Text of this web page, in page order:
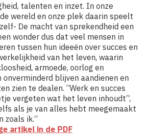
talenten en inzet. In onze
wereld en onze plek daarin speelt
De macht van sprekendheid een
wonder dus dat veel mensen in
tussen hun ideeën over succes en
van het leven, waarin
armoede, oorlog en
blijven aandienen en
zien te dealen. “Werk en succes
vergeten wat het leven inhoudt”,
als je van alles hebt meegemaakt
zoals ik.”
artikel in de PDF